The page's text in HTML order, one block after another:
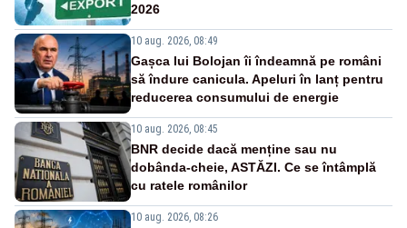
2026
10 aug. 2026, 08:49
Gașca lui Bolojan îi îndeamnă pe români
să îndure canicula. Apeluri în lanț pentru
reducerea consumului de energie
10 aug. 2026, 08:45
BNR decide dacă menține sau nu
dobânda-cheie, ASTĂZI. Ce se întâmplă
cu ratele românilor
10 aug. 2026, 08:26